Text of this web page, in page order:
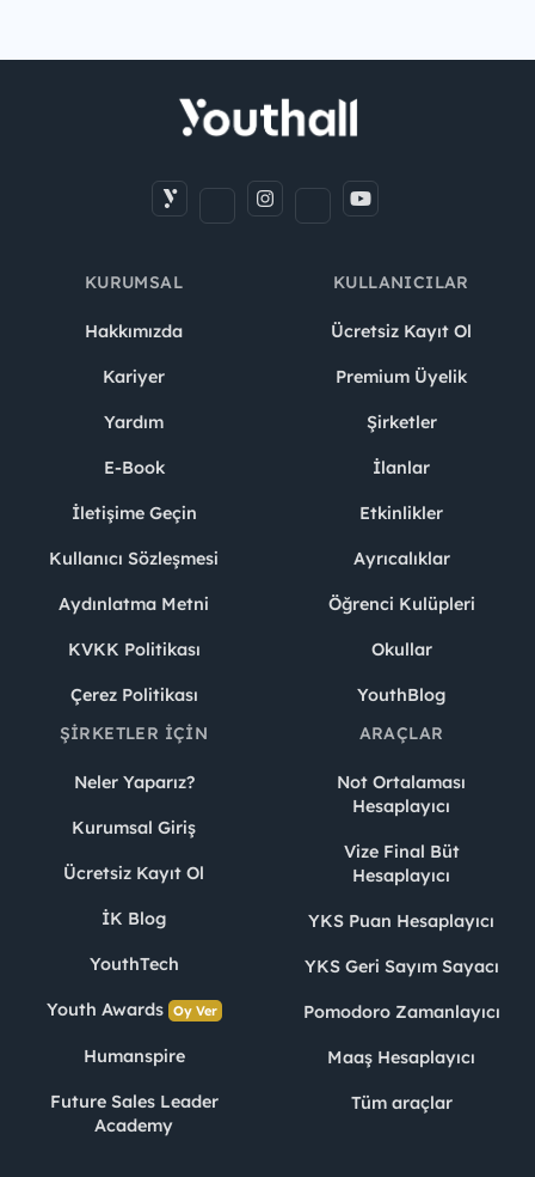
KURUMSAL
Hakkımızda
Kariyer
Yardım
E-Book
İletişime Geçin
Kullanıcı Sözleşmesi
Aydınlatma Metni
KVKK Politikası
Çerez Politikası
KULLANICILAR
Ücretsiz Kayıt Ol
Premium Üyelik
Şirketler
İlanlar
Etkinlikler
Ayrıcalıklar
Öğrenci Kulüpleri
Okullar
YouthBlog
ŞIRKETLER İÇIN
Neler Yaparız?
Kurumsal Giriş
Ücretsiz Kayıt Ol
İK Blog
YouthTech
Youth Awards Oy Ver
Humanspire
Future Sales Leader
Academy
ARAÇLAR
Not Ortalaması
Hesaplayıcı
Vize Final Büt
Hesaplayıcı
YKS Puan Hesaplayıcı
YKS Geri Sayım Sayacı
Pomodoro Zamanlayıcı
Maaş Hesaplayıcı
Tüm araçlar